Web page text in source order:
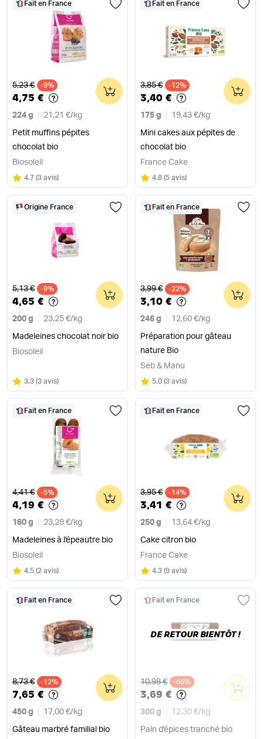
Fait en France
Ancien prix
5,23 € -9%
4,75 €
224 g 21,21 €/ kg
Petit muffins pépites
chocolat bio
0
Biosoleil
Note
4.7 sur 5
(3 avis)
Fait en France
Ancien prix
3,85 € -12%
3,40 €
175 g 19,43 €/ kg
Mini cakes aux pépites de
chocolat bio
0
France Cake
Note
4.8 sur 5
(5 avis)
Origine France
Ancien prix
5,13 € -9%
4,65 €
200 g 23,25 €/ kg
Madeleines chocolat noir bio
0
Biosoleil
Note
3.3 sur 5
(3 avis)
Fait en France
Ancien prix
3,99 € -22%
3,10 €
246 g 12,60 €/ kg
Préparation pour gâteau
nature Bio
0
Seb & Manu
Note
5.0 sur 5
(3 avis)
Fait en France
Ancien prix
4,41 € -5%
4,19 €
180 g 23,28 €/ kg
Madeleines à l'épeautre bio
0
Biosoleil
Note
4.5 sur 5
(2 avis)
Fait en France
Ancien prix
3,95 € -14%
3,41 €
250 g 13,64 €/ kg
Cake citron bio
0
France Cake
Note
4.3 sur 5
(9 avis)
Fait en France
Ancien prix
8,73 € -12%
7,65 €
450 g 17,00 €/ kg
Gâteau marbré familial bio
0
Fait en France
Ancien prix
10,98 € -66%
3,69 €
300 g 12,30 €/ kg
Pain d'épices tranché bio
0
DE RETOUR BIENTÔT !